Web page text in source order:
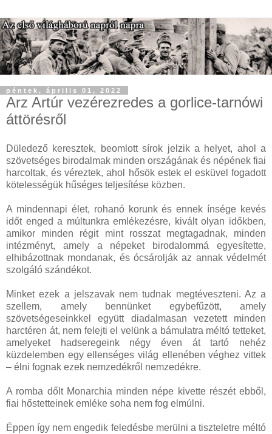
péntek, április 01, 2022
Arz Artúr vezérezredes a gorlice-tarnówi
áttörésről
Düledező keresztek, beomlott sírok jelzik a helyet, ahol a
szövetséges birodalmak minden országának és népének fiai
harcoltak, és véreztek, ahol hősök estek el esküvel fogadott
kötelességük hűséges teljesítése közben.
A mindennapi élet, rohanó korunk és ennek ínsége kevés
időt enged a múltunkra emlékezésre, kivált olyan időkben,
amikor minden régit mint rosszat megtagadnak, minden
intézményt, amely a népeket birodalommá egyesítette,
elhibázottnak mondanak, és ócsárolják az annak védelmét
szolgáló szándékot.
Minket ezek a jelszavak nem tudnak megtéveszteni. Az a
szellem, amely bennünket egybefűzött, amely
szövetségeseinkkel együtt diadalmasan vezetett minden
harctéren át, nem felejti el velünk a bámulatra méltó tetteket,
amelyeket hadseregeink négy éven át tartó nehéz
küzdelemben egy ellenséges világ ellenében véghez vittek
– élni fognak ezek nemzedékről nemzedékre.
A romba dőlt Monarchia minden népe kivette részét ebből,
fiai hőstetteinek emléke soha nem fog elmúlni.
Éppen így nem engedik feledésbe merülni a tiszteletre méltó